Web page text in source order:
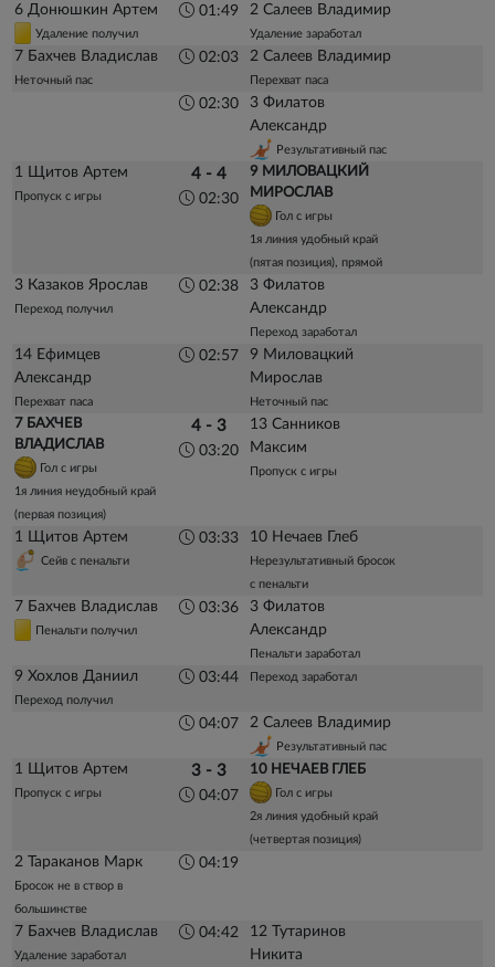
6 Донюшкин Артем
Удаление получил
01:49 2 Салеев Владимир
Удаление заработал
7 Бахчев Владислав
Неточный пас
02:03 2 Салеев Владимир
Перехват паса
02:30
3 Филатов
Александр
Результативный пас
1 Щитов Артем
Пропуск с игры
4 - 4
02:30
9 МИЛОВАЦКИЙ
МИРОСЛАВ
Гол с игры
1я линия удобный край
(пятая позиция), прямой
3 Казаков Ярослав
Переход получил
02:38
3 Филатов
Александр
Переход заработал
14 Ефимцев
Александр
Перехват паса
02:57
9 Миловацкий
Мирослав
Неточный пас
7 БАХЧЕВ
ВЛАДИСЛАВ
Гол с игры
1я линия неудобный край
(первая позиция)
4 - 3
03:20
13 Санников
Максим
Пропуск с игры
1 Щитов Артем
Сейв с пенальти
03:33 10 Нечаев Глеб
Нерезультативный бросок
с пенальти
7 Бахчев Владислав
Пенальти получил
03:36
3 Филатов
Александр
Пенальти заработал
9 Хохлов Даниил
Переход получил
03:44 Переход заработал
04:07 2 Салеев Владимир
Результативный пас
1 Щитов Артем
Пропуск с игры
3 - 3
04:07
10 НЕЧАЕВ ГЛЕБ
Гол с игры
2я линия удобный край
(четвертая позиция)
2 Тараканов Марк
Бросок не в створ в
большинстве
04:19
7 Бахчев Владислав
Удаление заработал
04:42
12 Тутаринов
Никита